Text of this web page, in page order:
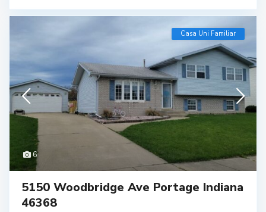
6
Casa Uni Familiar
5150 Woodbridge Ave Portage Indiana
46368